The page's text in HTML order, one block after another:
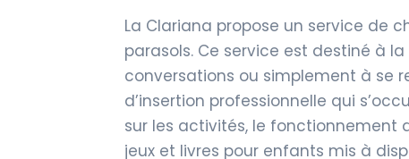
La Clariana propose un service de
parasols. Ce service est destiné à
conversations ou simplement à se
d’insertion professionnelle qui
sur les activités, le fonctionnement
jeux et livres pour enfants mis à